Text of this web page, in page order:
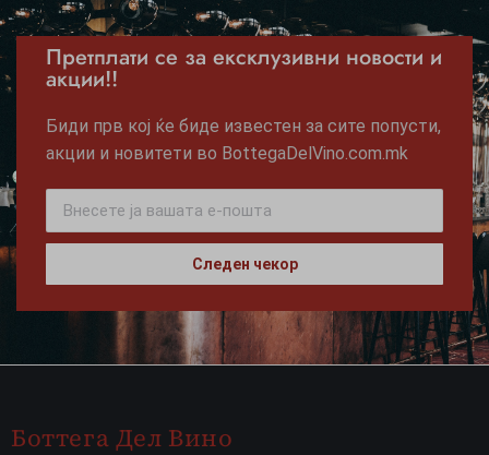
Претплати се за ексклузивни новости и
акции!!
Биди прв кој ќе биде известен за сите попусти,
акции и новитети во BottegaDelVino.com.mk
Следен чекор
Боттега Дел Вино